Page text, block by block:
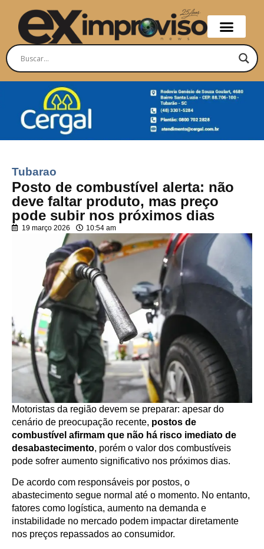
Tubarao
Posto de combustível alerta: não
deve faltar produto, mas preço
pode subir nos próximos dias
19 março 2026 10:54 am
Motoristas da região devem se preparar: apesar do
cenário de preocupação recente, postos de
combustível afirmam que não há risco imediato de
desabastecimento, porém o valor dos combustíveis
pode sofrer aumento significativo nos próximos dias.
De acordo com responsáveis por postos, o
abastecimento segue normal até o momento. No entanto,
fatores como logística, aumento na demanda e
instabilidade no mercado podem impactar diretamente
nos preços repassados ao consumidor.